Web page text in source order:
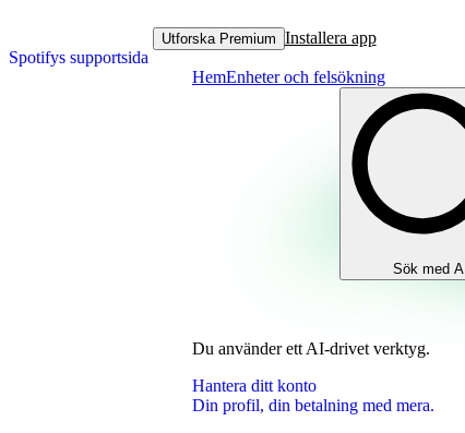
Spotifys supportsida
Utforska Premium Installera app
HemEnheter och felsökning
Sök med AI
Du använder ett AI‑drivet verktyg.
Hantera ditt konto
Din profil, din betalning med mera.